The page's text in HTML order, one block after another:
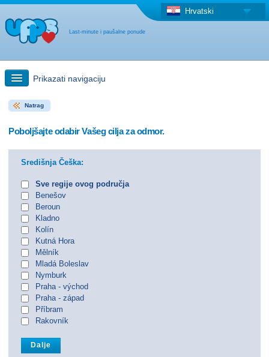
Last-minute i paušalne ponude
Hrvatski
Prikazati navigaciju
Brzo traženje
Druga država
Natrag
Poboljšajte odabir Vašeg cilja za odmor.
Središnja Češka:
Sve regije ovog područja
Benešov
Beroun
Kladno
Kolín
Kutná Hora
Mělník
Mladá Boleslav
Nymburk
Praha - východ
Praha - západ
Příbram
Rakovník